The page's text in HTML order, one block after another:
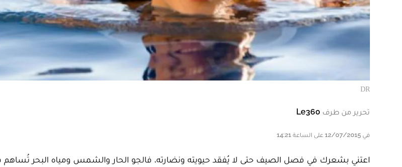
DR
تحرير من طرف Le360
في 12/07/2015 على الساعة 14:21
اعتني بشعرك في فصل الصيف حتى لا يُفقد حيويته ونضارته، فالجو الحار والشمس ومياه البحر